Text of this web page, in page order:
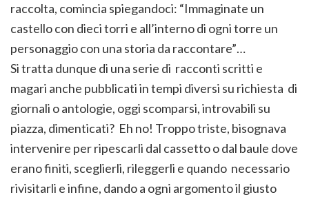
raccolta, comincia spiegandoci: “Immaginate un
castello con dieci torri e all’interno di ogni torre un
personaggio con una storia da raccontare”…
Si tratta dunque di una serie di racconti scritti e
magari anche pubblicati in tempi diversi su richiesta di
giornali o antologie, oggi scomparsi, introvabili su
piazza, dimenticati? Eh no! Troppo triste, bisognava
intervenire per ripescarli dal cassetto o dal baule dove
erano finiti, sceglierli, rileggerli e quando necessario
rivisitarli e infine, dando a ogni argomento il giusto